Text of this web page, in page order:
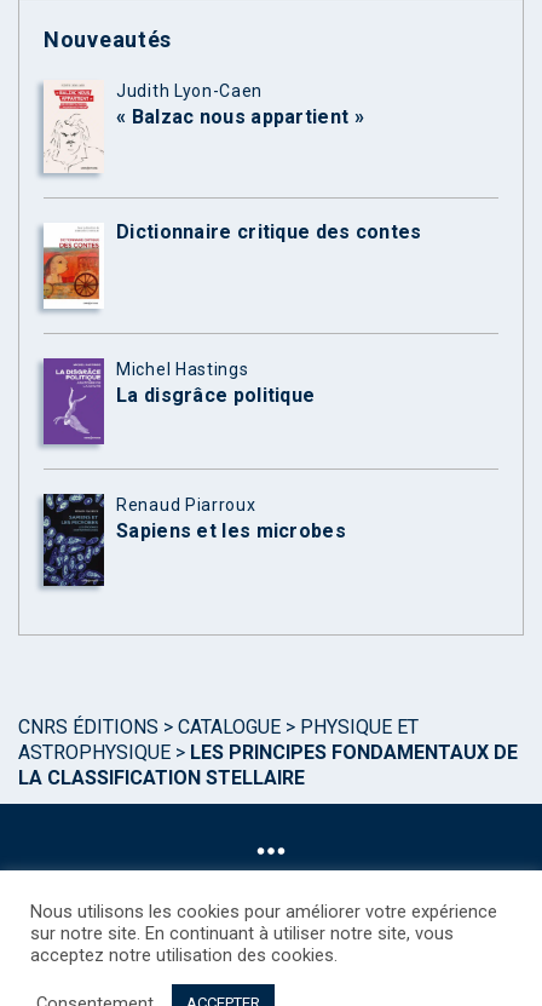
Nouveautés
Judith Lyon-Caen
« Balzac nous appartient »
Dictionnaire critique des contes
Michel Hastings
La disgrâce politique
Renaud Piarroux
Sapiens et les microbes
CNRS ÉDITIONS > CATALOGUE > PHYSIQUE ET
ASTROPHYSIQUE > LES PRINCIPES FONDAMENTAUX DE
LA CLASSIFICATION STELLAIRE
©CNRS EDITIONS 2025
Droits étrangers / Foreign rights
Nous utilisons les cookies pour améliorer votre expérience
sur notre site. En continuant à utiliser notre site, vous
acceptez notre utilisation des cookies.